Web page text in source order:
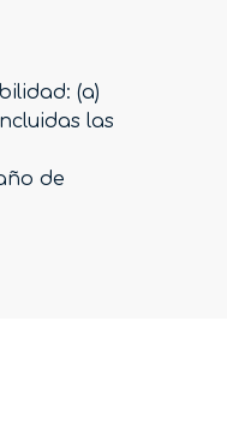
(a)
las
de